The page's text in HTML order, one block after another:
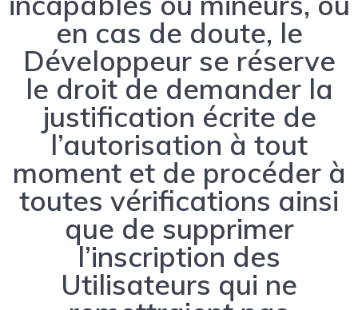
en cas de doute, le
Développeur se réserve
le droit de demander la
justification écrite de
l’autorisation à tout
moment et de procéder à
toutes vérifications ainsi
que de supprimer
l’inscription des
Utilisateurs qui ne